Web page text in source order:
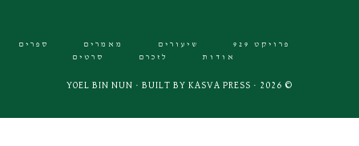
פרויקט 929 שיעורים מאמרים
ספרים
אודות
לזכרם סרטים
© 2026 · YOEL BIN NUN · BUILT BY
KASVA PRESS